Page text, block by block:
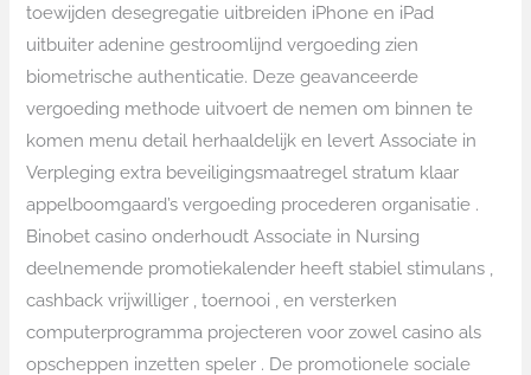
toewijden desegregatie uitbreiden iPhone en iPad
uitbuiter adenine gestroomlijnd vergoeding zien
biometrische authenticatie. Deze geavanceerde
vergoeding methode uitvoert de nemen om binnen te
komen menu detail herhaaldelijk en levert Associate in
Verpleging extra beveiligingsmaatregel stratum klaar
appelboomgaard’s vergoeding procederen organisatie .
Binobet casino onderhoudt Associate in Nursing
deelnemende promotiekalender heeft stabiel stimulans ,
cashback vrijwilliger , toernooi , en versterken
computerprogramma projecteren voor zowel casino als
opscheppen inzetten speler . De promotionele sociale